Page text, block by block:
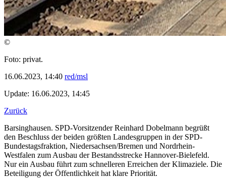
©
Foto: privat.
16.06.2023, 14:40 red/msl
Update: 16.06.2023, 14:45
Zurück
Barsinghausen. SPD-Vorsitzender Reinhard Dobelmann begrüßt
den Beschluss der beiden größten Landesgruppen in der SPD-
Bundestagsfraktion, Niedersachsen/Bremen und Nordrhein-
Westfalen zum Ausbau der Bestandsstrecke Hannover-Bielefeld.
Nur ein Ausbau führt zum schnelleren Erreichen der Klimaziele. Die
Beteiligung der Öffentlichkeit hat klare Priorität.